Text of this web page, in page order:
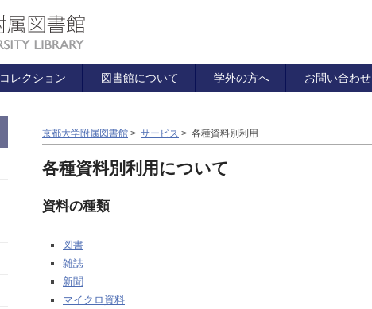
コレクション 図書館について 学外の方へ お問い合わせ
京都大学附属図書館 > サービス > 各種資料別利用
各種資料別利用について
資料の種類
図書
雑誌
新聞
マイクロ資料